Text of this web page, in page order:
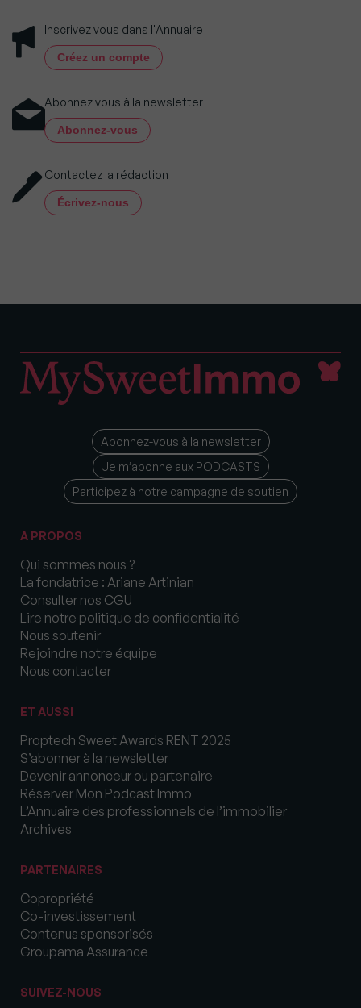
Inscrivez vous dans l'Annuaire
Créez un compte
Abonnez vous à la newsletter
Abonnez-vous
Contactez la rédaction
Écrivez-nous
Abonnez-vous à la newsletter
Je m’abonne aux PODCASTS
Participez à notre campagne de soutien
A PROPOS
Qui sommes nous ?
La fondatrice : Ariane Artinian
Consulter nos CGU
Lire notre politique de confidentialité
Nous soutenir
Rejoindre notre équipe
Nous contacter
ET AUSSI
Proptech Sweet Awards RENT 2025
S’abonner à la newsletter
Devenir annonceur ou partenaire
Réserver Mon Podcast Immo
L’Annuaire des professionnels de l’immobilier
Archives
PARTENAIRES
Copropriété
Co-investissement
Contenus sponsorisés
Groupama Assurance
SUIVEZ-NOUS